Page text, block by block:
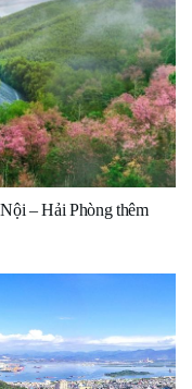
– Hải Phòng thêm